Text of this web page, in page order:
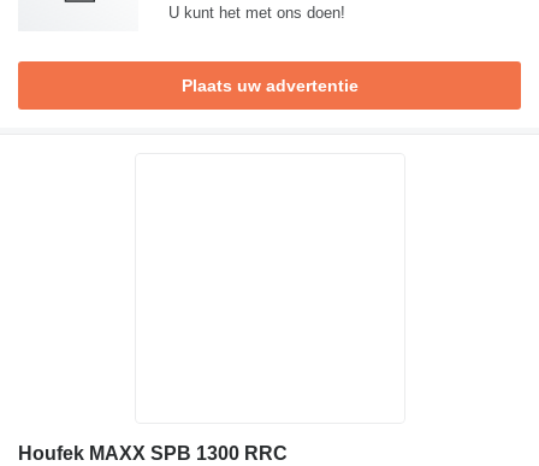
U kunt het met ons doen!
Plaats uw advertentie
Houfek MAXX SPB 1300 RRC